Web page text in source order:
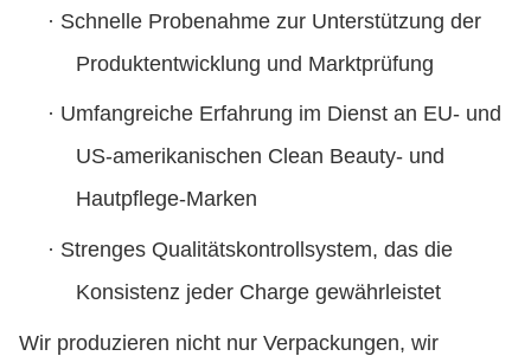
· Schnelle Probenahme zur Unterstützung der
Produktentwicklung und Marktprüfung
· Umfangreiche Erfahrung im Dienst an EU- und
US-amerikanischen Clean Beauty- und
Hautpflege-Marken
· Strenges Qualitätskontrollsystem, das die
Konsistenz jeder Charge gewährleistet
Wir produzieren nicht nur Verpackungen, wir